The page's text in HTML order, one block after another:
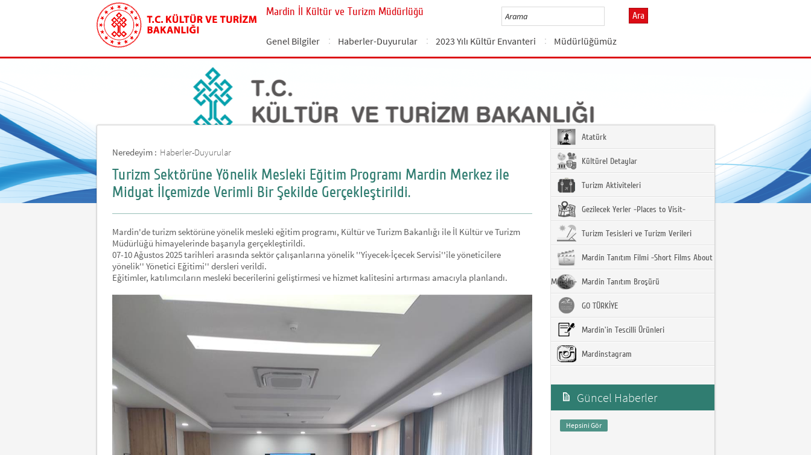
Mardin İl Kültür ve Turizm Müdürlüğü Ara
Genel Bilgiler Haberler-Duyurular 2023 Yılı Kültür Envanteri Müdürlüğümüz
Neredeyim : Haberler-Duyurular
Turizm Sektörüne Yönelik Mesleki Eğitim Programı Mardin Merkez ile
Midyat İlçemizde Verimli Bir Şekilde Gerçekleştirildi.
Mardin'de turizm sektörüne yönelik mesleki eğitim programı, Kültür ve Turizm Bakanlığı ile İl Kültür ve Turizm
Müdürlüğü himayelerinde başarıyla gerçekleştirildi.
07-10 Ağustos 2025 tarihleri arasında sektör çalışanlarına yönelik ''Yiyecek-İçecek Servisi''ile yöneticilere
yönelik'' Yönetici Eğitimi'' dersleri verildi.
Eğitimler, katılımcıların mesleki becerilerini geliştirmesi ve hizmet kalitesini artırması amacıyla planlandı.
Atatürk
Kültürel Detaylar
Turizm Aktiviteleri
Gezilecek Yerler -Places to Visit-
Turizm Tesisleri ve Turizm Verileri
Mardin Tanıtım Filmi -Short Films About
Mardin- Mardin Tanıtım Broşürü
GO TÜRKİYE
Mardin'in Tescilli Ürünleri
Mardinstagram
Güncel Haberler
Hepsini Gör